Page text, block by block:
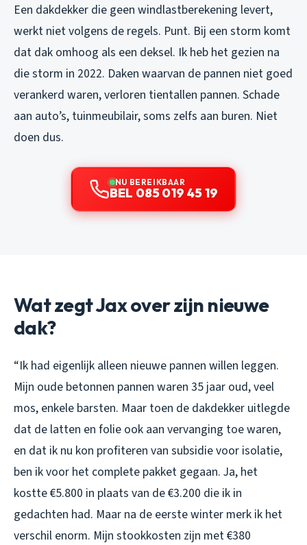
Een dakdekker die geen windlastberekening levert,
werkt niet volgens de regels. Punt. Bij een storm komt
dat dak omhoog als een deksel. Ik heb het gezien na
die storm in 2022. Daken waarvan de pannen niet goed
verankerd waren, verloren tientallen pannen. Schade
aan auto’s, tuinmeubilair, soms zelfs aan buren. Niet
doen dus.
NU BEREIKBAAR
BEL 085 019 45 19
Wat zegt Jax over zijn nieuwe
dak?
“Ik had eigenlijk alleen nieuwe pannen willen leggen.
Mijn oude betonnen pannen waren 35 jaar oud, veel
mos, enkele barsten. Maar toen de dakdekker uitlegde
dat de latten en folie ook aan vervanging toe waren,
en dat ik nu kon profiteren van subsidie voor isolatie,
ben ik voor het complete pakket gegaan. Ja, het
kostte €5.800 in plaats van de €3.200 die ik in
gedachten had. Maar na de eerste winter merk ik het
verschil enorm. Mijn stookkosten zijn met €380